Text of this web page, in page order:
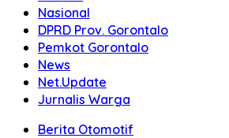
Nasional
DPRD Prov. Gorontalo
Pemkot Gorontalo
News
Net.Update
Jurnalis Warga
Berita Otomotif